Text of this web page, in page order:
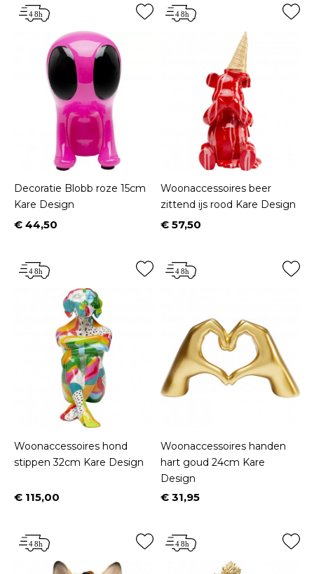
Decoratie Blobb roze 15cm
Kare Design
Prijs
€ 44,50
Woonaccessoires beer
zittend ijs rood Kare Design
Prijs
€ 57,50
Woonaccessoires hond
stippen 32cm Kare Design
Prijs
€ 115,00
Woonaccessoires handen
hart goud 24cm Kare
Design
Prijs
€ 31,95